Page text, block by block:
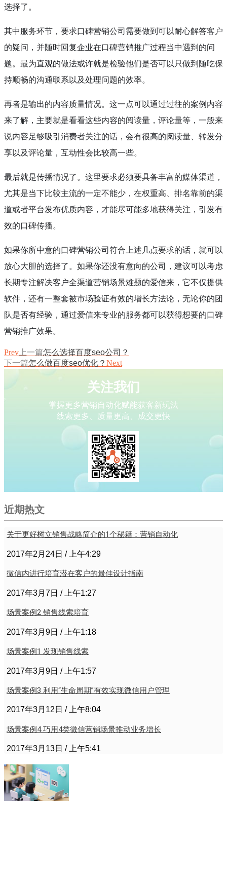
选择了。
其中服务环节，要求口碑营销公司需要做到可以耐心解答客户
的疑问，并随时回复企业在口碑营销推广过程当中遇到的问
题。最为直观的做法或许就是检验他们是否可以只做到随吃保
持顺畅的沟通联系以及处理问题的效率。
再者是输出的内容质量情况。这一点可以通过过往的案例内容
来了解，主要就是看看这些内容的阅读量，评论量等，一般来
说内容足够吸引消费者关注的话，会有很高的阅读量、转发分
享以及评论量，互动性会比较高一些。
最后就是传播情况了。这里要求必须要具备丰富的媒体渠道，
尤其是当下比较主流的一定不能少，在权重高、排名靠前的渠
道或者平台发布优质内容，才能尽可能多地获得关注，引发有
效的口碑传播。
如果你所中意的口碑营销公司符合上述几点要求的话，就可以
放心大胆的选择了。如果你还没有意向的公司，建议可以考虑
长期专注解决客户全渠道营销场景难题的爱信来，它不仅提供
软件，还有一整套被市场验证有效的增长方法论，无论你的团
队是否有经验，通过爱信来专业的服务都可以获得想要的口碑
营销推广效果。
Prev 上一篇怎么选择百度seo公司？
下一篇怎么做百度seo优化？ Next
关注我们
掌握更多营销自动化赋能获客新玩法
线索更多、质量更高、成交更快
近期热文
关于更好树立销售战略简介的1个秘籍：营销自动化
2017年2月24日 上午4:29
微信内进行培育潜在客户的最佳设计指南
2017年3月7日 上午1:27
场景案例2 销售线索培育
2017年3月9日 上午1:18
场景案例1 发现销售线索
2017年3月9日 上午1:57
场景案例3 利用“生命周期”有效实现微信用户管理
2017年3月12日 上午8:04
场景案例4 巧用4类微信营销场景推动业务增长
2017年3月13日 上午5:41